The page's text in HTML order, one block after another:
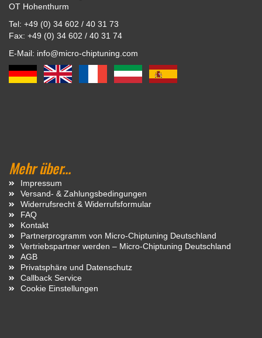
OT Hohenthurm
Tel: +49 (0) 34 602 / 40 31 73
Fax: +49 (0) 34 602 / 40 31 74
E-Mail: info@micro-chiptuning.com
Mehr über...
Impressum
Versand- & Zahlungsbedingungen
Widerrufsrecht & Widerrufsformular
FAQ
Kontakt
Partnerprogramm von Micro-Chiptuning Deutschland
Vertriebspartner werden – Micro-Chiptuning Deutschland
AGB
Privatsphäre und Datenschutz
Callback Service
Cookie Einstellungen